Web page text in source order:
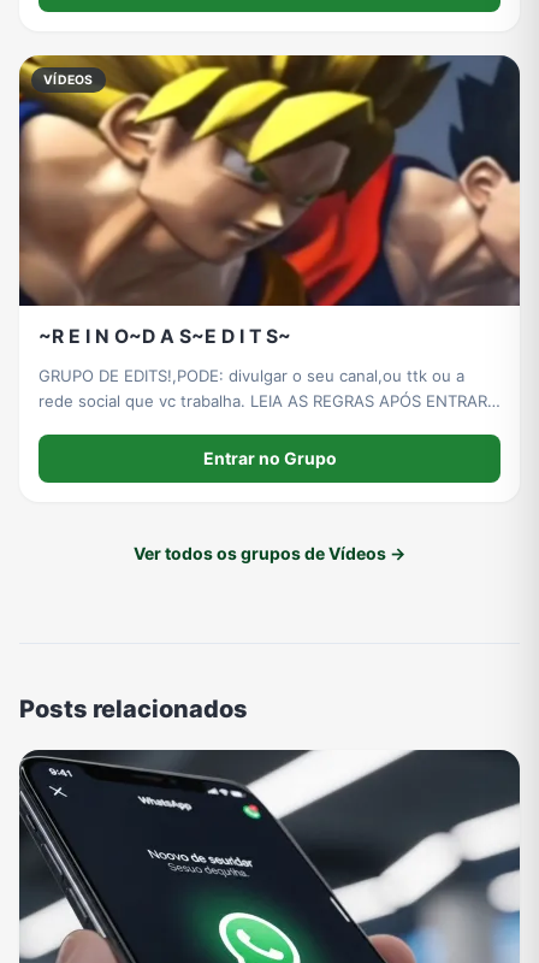
VÍDEOS
~R E I N O~D A S~E D I T S~
GRUPO DE EDITS!,PODE: divulgar o seu canal,ou ttk ou a
rede social que vc trabalha. LEIA AS REGRAS APÓS ENTRAR
Entrar no Grupo
Ver todos os grupos de Vídeos →
Posts relacionados